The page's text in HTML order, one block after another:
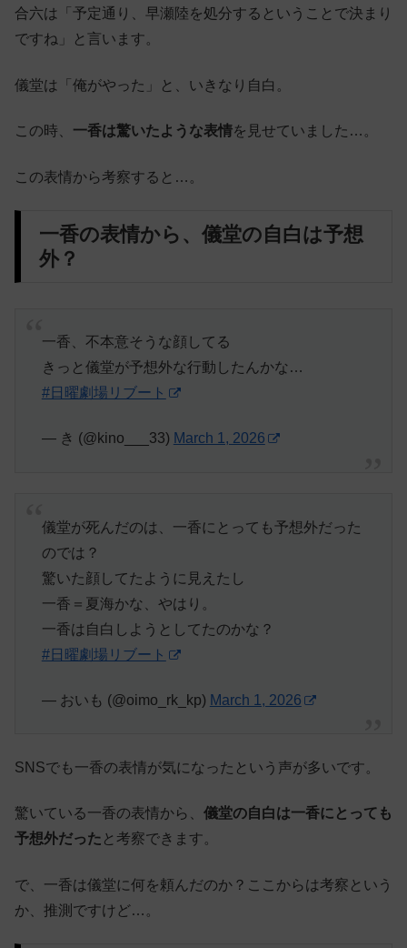
合六は「予定通り、早瀬陸を処分するということで決まり
ですね」と言います。
儀堂は「俺がやった」と、いきなり自白。
この時、 一香は驚いたような表情を見せていました…。
この表情から考察すると…。
一香の表情から、儀堂の自白は予想
外？
一香、不本意そうな顔してる
きっと儀堂が予想外な行動したんかな…
#日曜劇場リブート
— き (@kino___33) March 1, 2026
儀堂が死んだのは、一香にとっても予想外だった
のでは？
驚いた顔してたように見えたし
一香＝夏海かな、やはり。
一香は自白しようとしてたのかな？
#日曜劇場リブート
— おいも (@oimo_rk_kp) March 1, 2026
SNSでも一香の表情が気になったという声が多いです。
驚いている一香の表情から、 儀堂の自白は一香にとっても
予想外だった と考察できます。
で、一香は儀堂に何を頼んだのか？ここからは考察という
か、推測ですけど…。